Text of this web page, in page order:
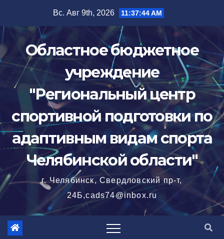
содержимому
Вс. Авг 9th, 2026 11:37:46 AM
Областное бюджетное
учреждение
"Региональный центр
спортивной подготовки по
адаптивным видам спорта
Челябинской области"
г. Челябинск, Свердловский пр-т,
24Б,cads74@inbox.ru